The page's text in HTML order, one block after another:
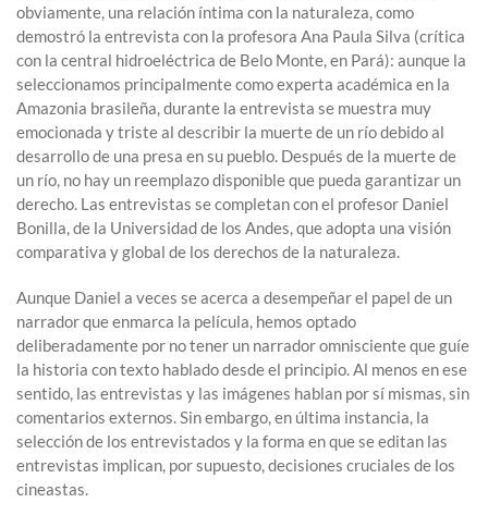
obviamente, una relación íntima con la naturaleza, como
demostró la entrevista con la profesora Ana Paula Silva (crítica
con la central hidroeléctrica de Belo Monte, en Pará): aunque la
seleccionamos principalmente como experta académica en la
Amazonia brasileña, durante la entrevista se muestra muy
emocionada y triste al describir la muerte de un río debido al
desarrollo de una presa en su pueblo. Después de la muerte de
un río, no hay un reemplazo disponible que pueda garantizar un
derecho. Las entrevistas se completan con el profesor Daniel
Bonilla, de la Universidad de los Andes, que adopta una visión
comparativa y global de los derechos de la naturaleza.
Aunque Daniel a veces se acerca a desempeñar el papel de un
narrador que enmarca la película, hemos optado
deliberadamente por no tener un narrador omnisciente que guíe
la historia con texto hablado desde el principio. Al menos en ese
sentido, las entrevistas y las imágenes hablan por sí mismas, sin
comentarios externos. Sin embargo, en última instancia, la
selección de los entrevistados y la forma en que se editan las
entrevistas implican, por supuesto, decisiones cruciales de los
cineastas.